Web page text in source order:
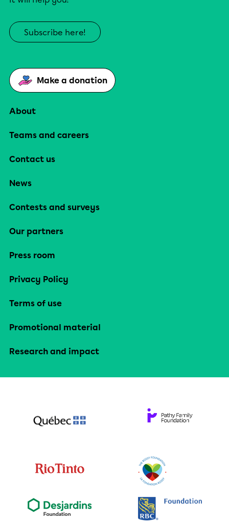
Subscribe here!
Make a donation
About
Teams and careers
Contact us
News
Contests and surveys
Our partners
Press room
Privacy Policy
Terms of use
Promotional material
Research and impact